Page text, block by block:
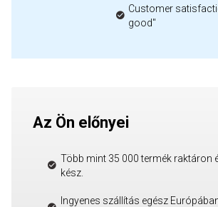
Customer
good"
Az Ön előnyei
Több mint 35 000 termék raktáron
kész.
Ingyenes szállítás egész